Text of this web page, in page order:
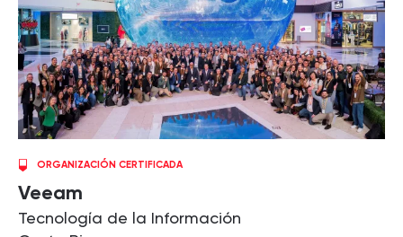
ORGANIZACIÓN CERTIFICADA
Veeam
Tecnología de la Información